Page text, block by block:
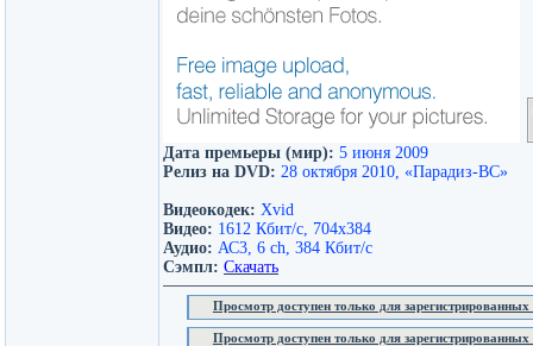
Дата премьеры (мир): 5 июня 2009
Релиз на DVD: 28 октября 2010, «Парадиз-ВC»
Видеокодек: Xvid
Видео: 1612 Кбит/с, 704x384
Аудио: АС3, 6 ch, 384 Кбит/с
Сэмпл: Скачать
Просмотр доступен только для зарегистрированных
Просмотр доступен только для зарегистрированных